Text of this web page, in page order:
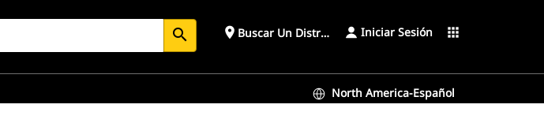
search place Buscar Un Distribuidor Iniciar Sesión apps
North America-Español